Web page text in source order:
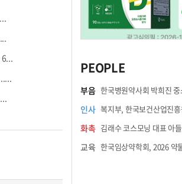
PEOPLE
부음
인사
화촉 김래수 코스모닝 대표 아들
교육